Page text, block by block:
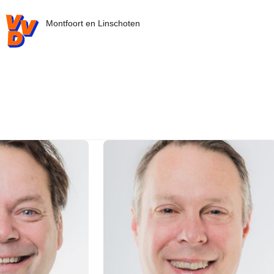
VVD.nl - Ga naar de homepage
Montfoort en Linschoten